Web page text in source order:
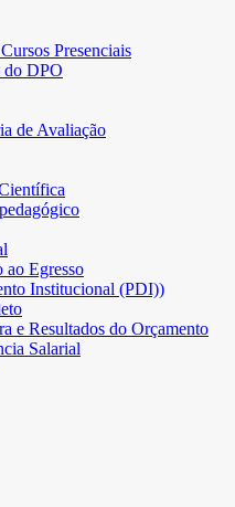
Presenciais
do DPO
de Avaliação
ao Egresso
Institucional (PDI))
e Resultados do Orçamento
Salarial